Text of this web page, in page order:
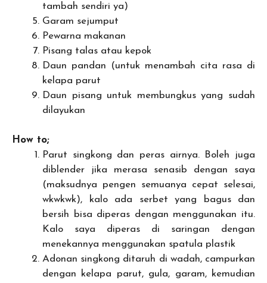
tambah sendiri ya)
Garam sejumput
Pewarna makanan
Pisang talas atau kepok
Daun pandan (untuk menambah cita rasa di
kelapa parut
Daun pisang untuk membungkus yang sudah
dilayukan
How to;
Parut singkong dan peras airnya. Boleh juga
diblender jika merasa senasib dengan saya
(maksudnya pengen semuanya cepat selesai,
wkwkwk), kalo ada serbet yang bagus dan
bersih bisa diperas dengan menggunakan itu.
Kalo saya diperas di saringan dengan
menekannya menggunakan spatula plastik
Adonan singkong ditaruh di wadah, campurkan
dengan kelapa parut, gula, garam, kemudian